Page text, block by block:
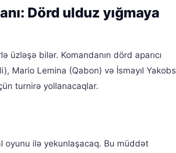
Dörd ulduz yığmaya
üzləşə bilər. Komandanın dörd aparıcı
Mario Lemina (Qabon) və İsmayıl Yakobs
turnirə yollanacaqlar.
oyunu ilə yekunlaşacaq. Bu müddət